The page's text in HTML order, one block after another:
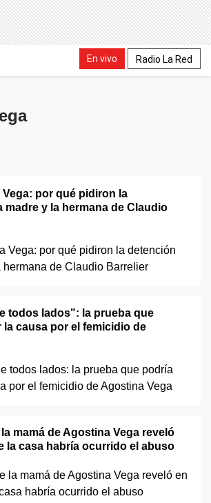
En vivo Radio La Red
por qué pidiron la
madre y la hermana de Claudio
todos lados": la prueba que
la causa por el femicidio de
mamá de Agostina Vega reveló
la casa habría ocurrido el abuso